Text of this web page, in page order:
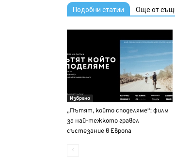
Подобни статии Още от
Избрано
„Пътят, който споделяме“: филм
за най-тежкото гравел
състезание в Европа